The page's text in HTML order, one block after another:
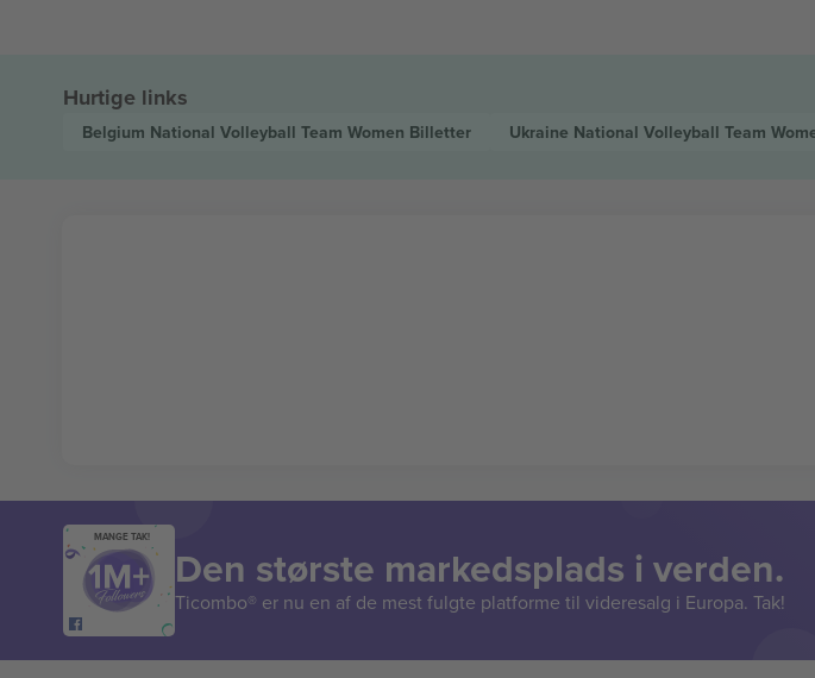
Hurtige links
Belgium National Volleyball Team Women Billetter Ukraine National Volleyball Team
MANGE TAK!
Den største markedsplads i verden.
Ticombo® er nu en af de mest fulgte platforme til videresalg i Europa. Tak!